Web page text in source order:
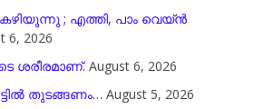
; എത്തി, പാം വെയ്ൻ
6, 2026
ശരീരമാണ്. August 6, 2026
തുടങ്ങണം… August 5, 2026